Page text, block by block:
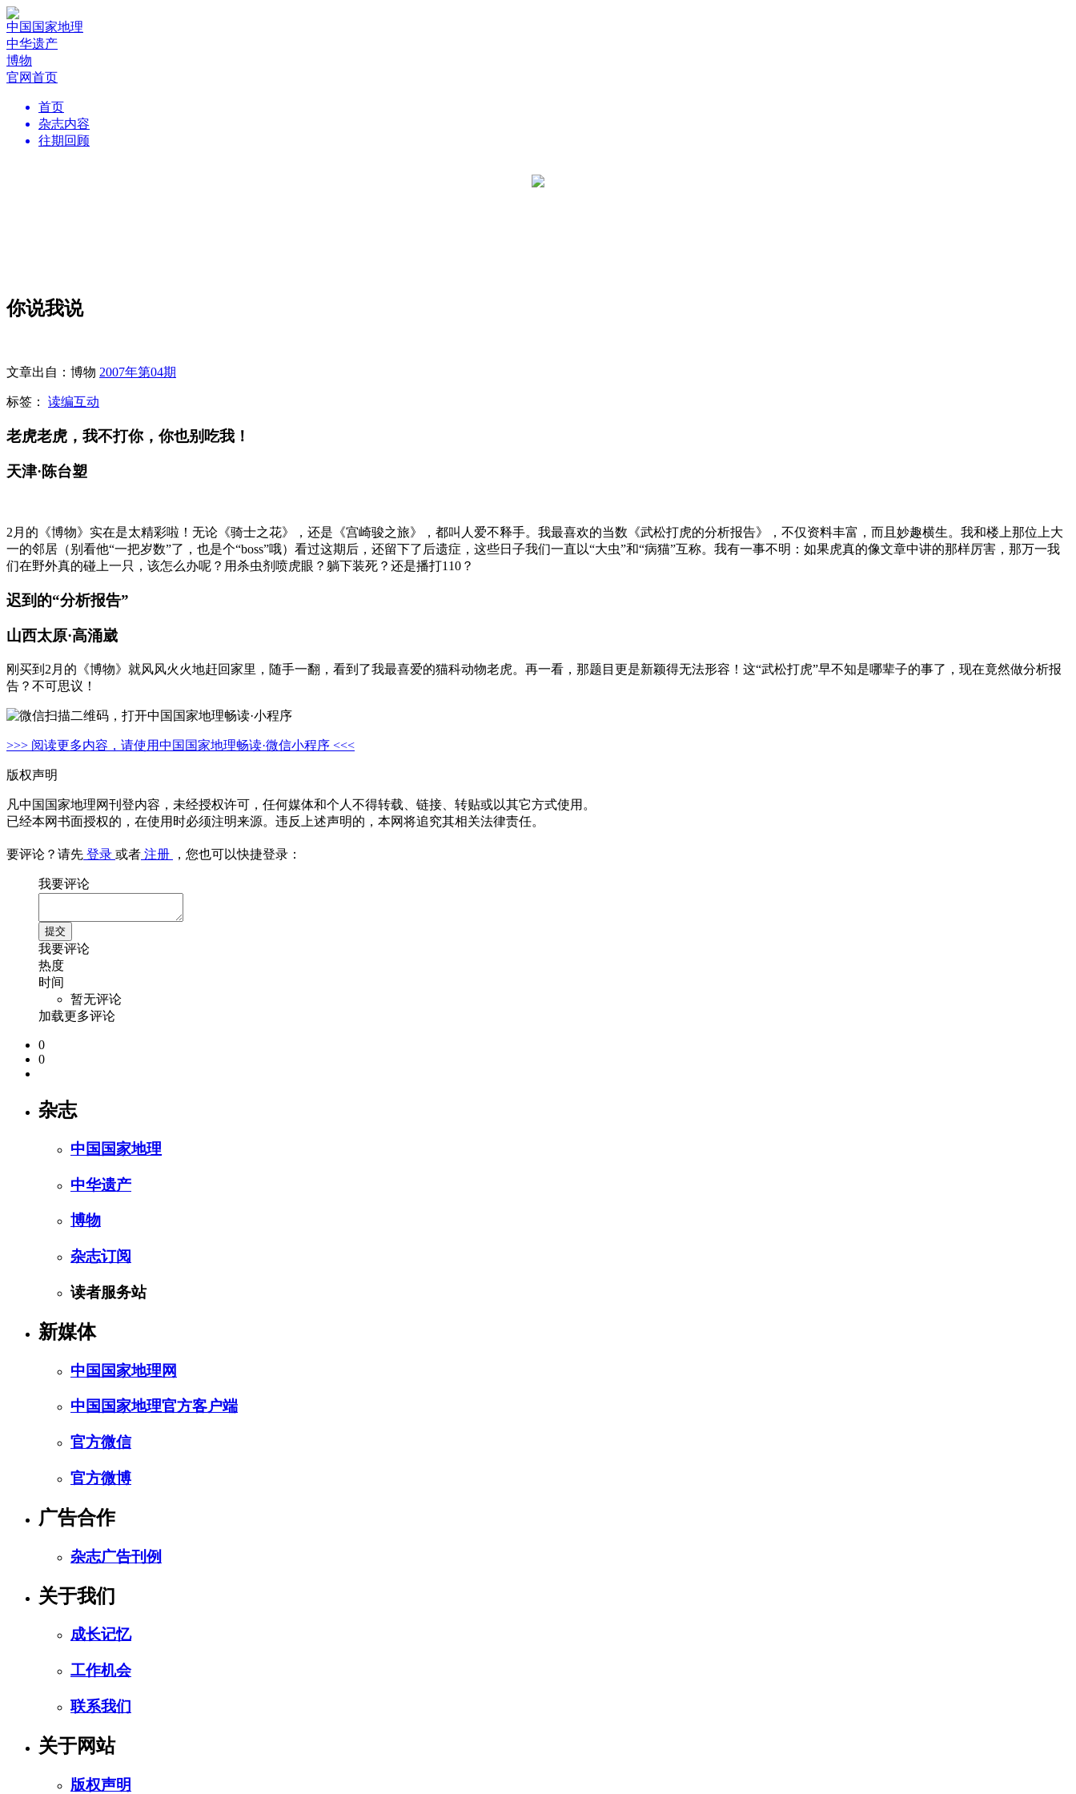
中国国家地理
中华遗产
博物
官网首页
首页
杂志内容
往期回顾
你说我说
文章出自：博物 2007年第04期
标签： 读编互动
老虎老虎，我不打你，你也别吃我！
天津·陈台塑
2月的《博物》实在是太精彩啦！无论《骑士之花》，还是《宫崎骏之旅》，都叫人爱不释手。我最喜欢的当数《武松打虎的分析报告》，不仅资料丰富，而且妙趣横生。我和楼上那位上大
一的邻居（别看他“一把岁数”了，也是个“boss”哦）看过这期后，还留下了后遗症，这些日子我们一直以“大虫”和“病猫”互称。我有一事不明：如果虎真的像文章中讲的那样厉害，那万一我
们在野外真的碰上一只，该怎么办呢？用杀虫剂喷虎眼？躺下装死？还是播打110？
迟到的“分析报告”
山西太原·高涌崴
刚买到2月的《博物》就风风火火地赶回家里，随手一翻，看到了我最喜爱的猫科动物老虎。再一看，那题目更是新颖得无法形容！这“武松打虎”早不知是哪辈子的事了，现在竟然做分析报
告？不可思议！
>>> 阅读更多内容，请使用中国国家地理畅读·微信小程序 <<<
版权声明
凡中国国家地理网刊登内容，未经授权许可，任何媒体和个人不得转载、链接、转贴或以其它方式使用。
已经本网书面授权的，在使用时必须注明来源。违反上述声明的，本网将追究其相关法律责任。
要评论？请先 登录 或者 注册 ，您也可以快捷登录：
我要评论
我要评论
热度
时间
暂无评论
加载更多评论
0
0
杂志
中国国家地理
中华遗产
博物
杂志订阅
读者服务站
新媒体
中国国家地理网
中国国家地理官方客户端
官方微信
官方微博
广告合作
杂志广告刊例
关于我们
成长记忆
工作机会
联系我们
关于网站
版权声明